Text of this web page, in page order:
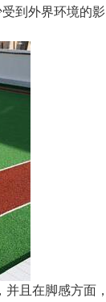
到外界环境的影
且在脚感方面，